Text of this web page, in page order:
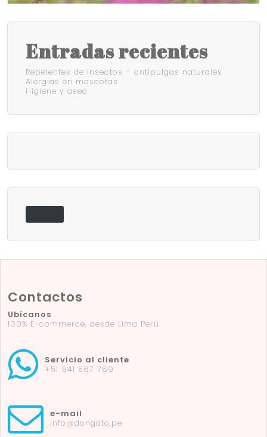
Entradas recientes
Repelentes de insectos – antipulgas naturales
Alergias en mascotas
Higiene y aseo
Contactos
Ubícanos
100% E-commerce, desde Lima Perú
Servicio al cliente
+51 941 567 769
e-mail
info@dongato.pe